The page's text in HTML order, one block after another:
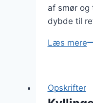
af smør
dybde til
Læs mere
Opskrifter